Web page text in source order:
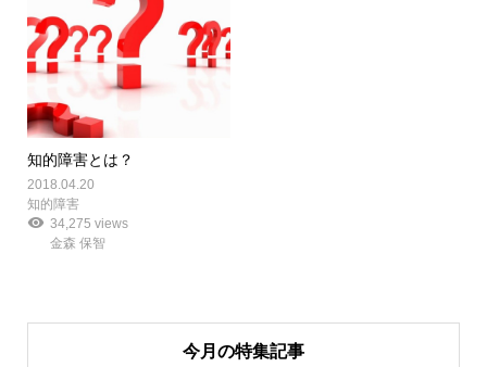
知的障害とは？
2018.04.20
知的障害
34,275 views
金森 保智
今月の特集記事